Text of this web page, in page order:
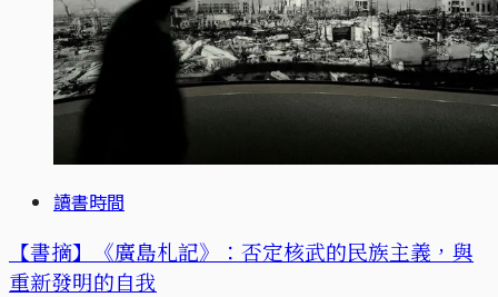
讀書時間
【書摘】《廣島札記》：否定核武的民族主義，與
重新發明的自我